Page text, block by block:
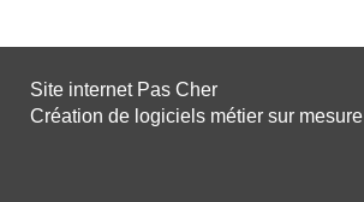
Site internet Pas Cher
Création de logiciels métier sur mesure